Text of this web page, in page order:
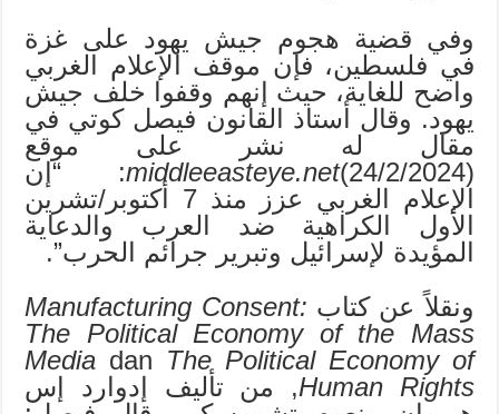
وفي قضية هجوم جيش يهود على غزة
في فلسطين، فإن موقف الإعلام الغربي
واضح للغاية، حيث إنهم وقفوا خلف جيش
يهود. وقال أستاذ القانون فيصل كوتي في
مقال له نشر على موقع
middleeasteye.net(24/2/2024): “إن
الإعلام الغربي عزز منذ 7 أكتوبر/تشرين
الأول الكراهية ضد العرب والدعاية
المؤيدة لإسرائيل وتبرير جرائم الحرب”.
ونقلاً عن كتاب Manufacturing Consent:
The Political Economy of the Mass
Media dan The Political Economy of
Human Rights, من تأليف إدوارد إس